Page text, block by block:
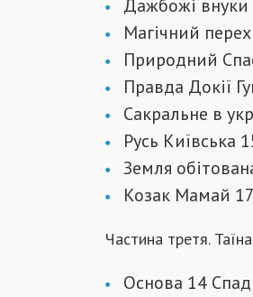
Дажбожі внуки
Магічний
Природний
Правда Докії
Сакральне в
Русь Київська
Земля
Козак Мамай
Частина третя.
Основа 14